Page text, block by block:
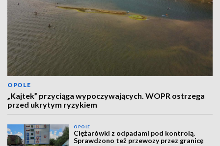
OPOLE
„Kajtek” przyciąga wypoczywających. WOPR ostrzega
przed ukrytym ryzykiem
OPOLE
Ciężarówki z odpadami pod kontrolą.
Sprawdzono też przewozy przez granicę